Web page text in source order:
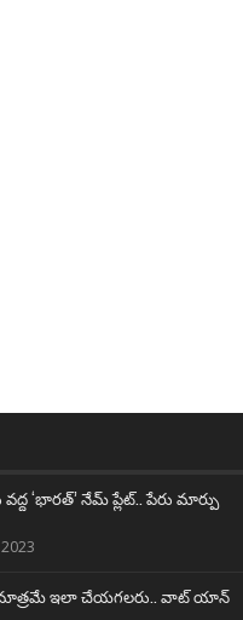
‘భారత్’ నేమ్ ప్లేట్‌.. పేరు మార్పు
మాత్రమే ఇలా చేయగలరు.. వాట్ యాన్